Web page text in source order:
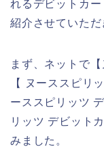
れるデビットカ
紹介させていただ
まず、ネットで
【 ヌーススピリ
ーススピリッツ
リッツ デビット
みました。